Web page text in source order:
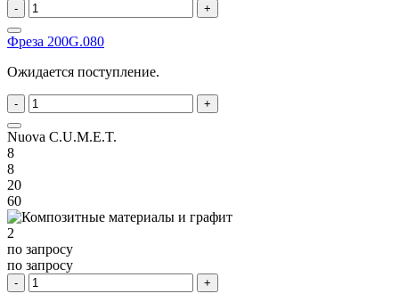
- +
Фреза 200G.080
Ожидается поступление.
- +
Nuova C.U.M.E.T.
8
8
20
60
2
по запросу
по запросу
- +